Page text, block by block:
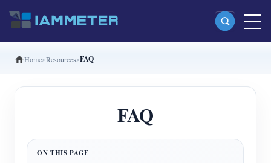
Produtos
Fase dividida Medidor de energia Wi-Fi (WEM2067)
Trifásico Medidor de energia Wi-Fi (WEM3080T)
Home Resources FAQ
FAQ